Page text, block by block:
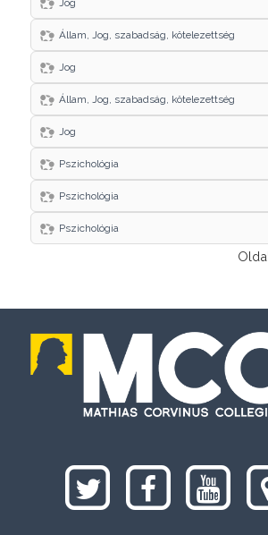
Jog
Állam, Jog, szabadság, kötelezettség
Jog
Állam, Jog, szabadság, kötelezettség
Jog
Pszichológia
Pszichológia
Pszichológia